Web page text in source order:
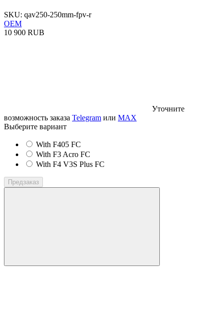
SKU: qav250-250mm-fpv-r
OEM
10 900 RUB
Уточните
возможность заказа Telegram или MAX
Выберите вариант
With F405 FC
With F3 Acro FC
With F4 V3S Plus FC
Предзаказ